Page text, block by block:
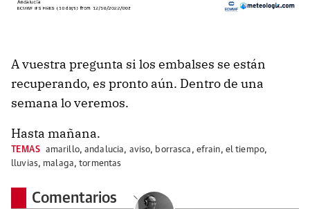
A vuestra pregunta si los embalses se están
recuperando, es pronto aún. Dentro de una
semana lo veremos.
Hasta mañana.
TEMAS amarillo,andalucia, aviso, borrasca , efrain, el tiempo,
lluvias, malaga,tormentas
Comentarios